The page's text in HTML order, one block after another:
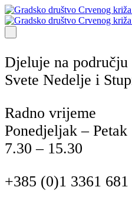
Djeluje na području
Svete Nedelje i
Radno vrijeme
Ponedjeljak – Petak
7.30 – 15.30
+385 (0)1 3361 681